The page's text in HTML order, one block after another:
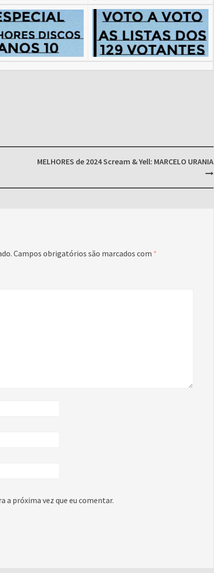
MELHORES de 2024 Scream & Yell: MARCELO URANIA
Campos obrigatórios são marcados com *
a próxima vez que eu comentar.